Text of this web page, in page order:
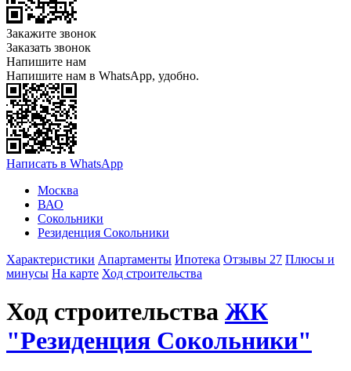
Закажите звонок
Заказать звонок
Напишите нам
Напишите нам в WhatsApp, удобно.
Написать в WhatsApp
Москва
ВАО
Сокольники
Резиденция Сокольники
Характеристики Апартаменты Ипотека Отзывы 27 Плюсы и
минусы На карте Ход строительства
Ход строительства ЖК
"Резиденция Сокольники"